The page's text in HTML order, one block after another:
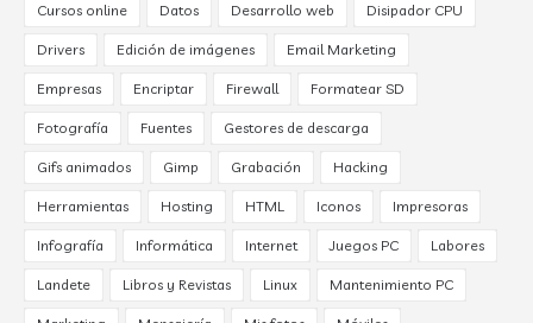
Cursos online Datos Desarrollo web Disipador CPU
Drivers Edición de imágenes Email Marketing
Empresas Encriptar Firewall Formatear SD
Fotografía Fuentes Gestores de descarga
Gifs animados Gimp Grabación Hacking
Herramientas Hosting HTML Iconos Impresoras
Infografía Informática Internet Juegos PC Labores
Landete Libros y Revistas Linux Mantenimiento PC